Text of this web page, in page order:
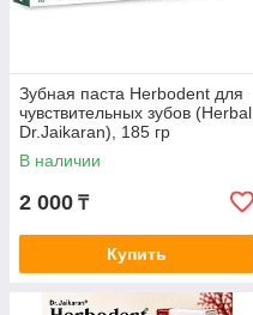
Зубная паста Herbodent для
чувствительных зубов (Herbal
Dr.Jaikaran), 185 гр
В наличии
2 000 ₸
Купить